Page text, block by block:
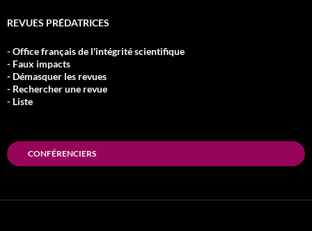
REVUES PRÉDATRICES
- Office français de l'intégrité scientifique
- Faux impacts
- Démasquer les revues
- Rechercher une revue
- Liste
CONFÉRENCIERS